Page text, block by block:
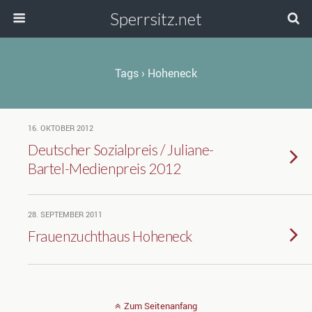
Sperrsitz.net
Tags › Hoheneck
16. OKTOBER 2012
Deutscher Sozialpreis / Juliane-
Bartel-Medienpreis 2012
28. SEPTEMBER 2011
Frauenzuchthaus Hoheneck
Zum Seitenanfang